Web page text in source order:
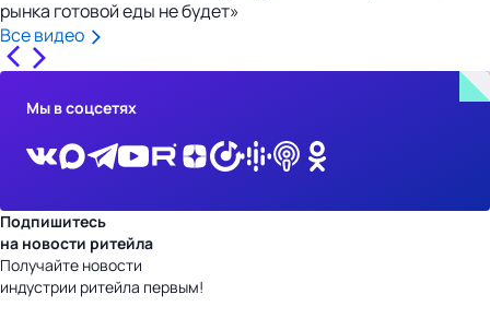
рынка готовой еды не будет»
Все видео
Мы в соцсетях
Подпишитесь
на новости ритейла
Получайте новости
индустрии ритейла первым!